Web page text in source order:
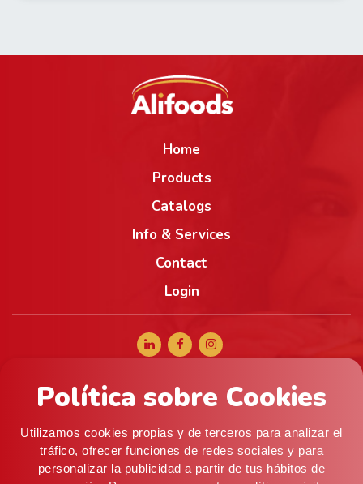
Política sobre Cookies
Utilizamos cookies propias y de terceros para analizar el
tráfico, ofrecer funciones de redes sociales y para
personalizar la publicidad a partir de tus hábitos de
Home
Products
Catalogs
Info & Services
Contact
Login
+34 965 056 040
C/ Artes Graficas, 5, 03008 Alicante (ESPAÑA) ·
Almacén: c/ Mistral, 9 (P. I. Pla de la Vallonga), 03006